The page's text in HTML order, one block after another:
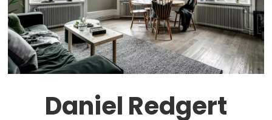
Daniel Redgert